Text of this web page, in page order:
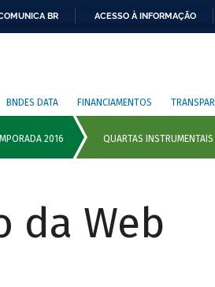
BR ACESSO À INFORMAÇÃO
BNDES DATA FINANCIAMENTOS
da Web